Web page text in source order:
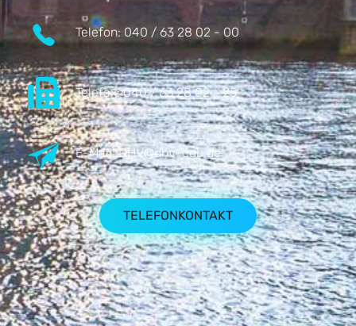
Telefon: 040 / 63 28 02 - 00
Telefax:040 / 63 28 02 - 25
E-Mail:DHV@dhv-cgb.de
TELEFONKONTAKT